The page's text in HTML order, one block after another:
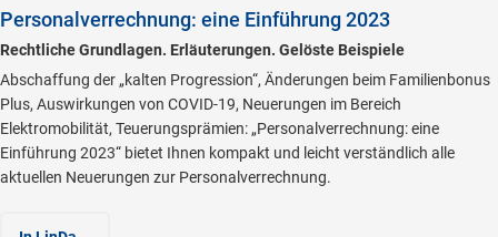
Personalverrechnung: eine Einführung 2023
Rechtliche Grundlagen. Erläuterungen. Gelöste Beispiele
Abschaffung der „kalten Progression“, Änderungen beim Familienbonus
Plus, Auswirkungen von COVID-19, Neuerungen im Bereich
Elektromobilität, Teuerungsprämien: „Personalverrechnung: eine
Einführung 2023“ bietet Ihnen kompakt und leicht verständlich alle
aktuellen Neuerungen zur Personalverrechnung.